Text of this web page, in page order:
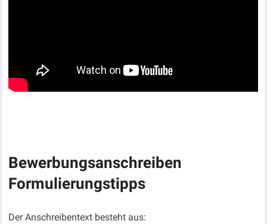
Bewerbungsanschreiben
Formulierungstipps
Der Anschreibentext besteht aus: